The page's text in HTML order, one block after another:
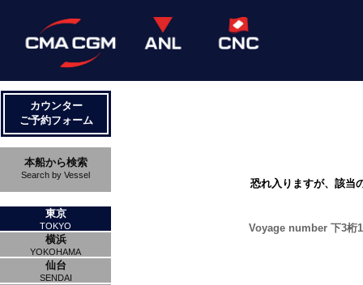
カウンター
ご予約フォーム
本船から検索
Search by Vessel
東京
TOKYO
横浜
YOKOHAMA
仙台
SENDAI
恐れ入りますが、該当
Voyage number 下3桁